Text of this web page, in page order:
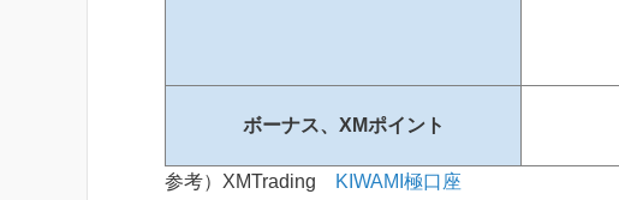
ボーナス、XMポイント
参考）XMTrading
KIWAMI極口座